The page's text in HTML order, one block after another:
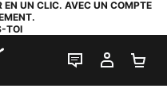
EN UN CLIC. AVEC UN COMPTE
TOI
LIVE CHAT
MON